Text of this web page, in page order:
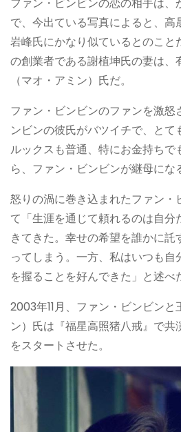
で、今出ている写真によると、高
岩峰氏にかなり似ているとのこと
の創業者である謝植坤氏の妻は、
（マオ・アミン）氏だ。
ファン・ビンビンのファンを激
ンビンの彼氏がバツイチで、とて
ルックスも普通、特にお金持ちで
ら、ファン・ビンビンが継母にな
怒りの渦に巻き込まれたファン・
て「生涯を通じて頼れるのは自
きてきた。幸せの希望を誰かに
ってしまう。一方、私はいつも
を握ることを好んできた」と述べ
2003年11月、ファン・ビンビン
ン）氏は『福星高照猪八戒』で
をスタートさせた。